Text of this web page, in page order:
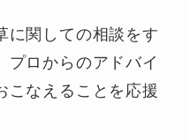
に関しての相談をす
プロからのアドバイ
こなえることを応援